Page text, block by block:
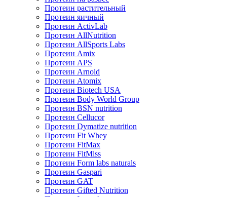
Протеин растительный
Протеин яичный
Протеин ActivLab
Протеин AllNutrition
Протеин AllSports Labs
Протеин Amix
Протеин APS
Протеин Arnold
Протеин Atomix
Протеин Biotech USA
Протеин Body World Group
Протеин BSN nutrition
Протеин Cellucor
Протеин Dymatize nutrition
Протеин Fit Whey
Протеин FitMax
Протеин FitMiss
Протеин Form labs naturals
Протеин Gaspari
Протеин GAT
Протеин Gifted Nutrition